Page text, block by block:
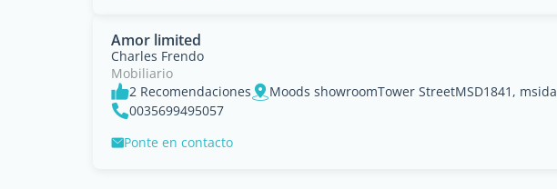
Amor limited
Charles Frendo
Mobiliario
2 Recomendaciones
Moods showroomTower StreetMSD1841, msida
0035699495057
Ponte en contacto